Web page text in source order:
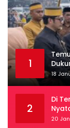
1
18
2
Di
20